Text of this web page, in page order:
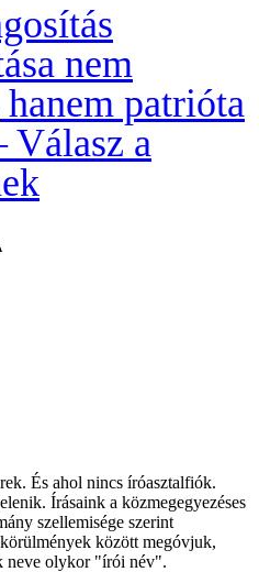
nem
patrióta
Válasz a
És ahol nincs íróasztalfiók.
Írásaink a közmegegyezéses
szellemisége szerint
között megóvjuk,
neve olykor "írói név".